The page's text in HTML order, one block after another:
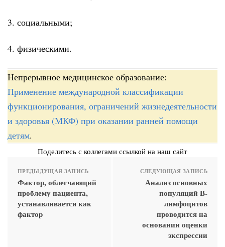
3. социальными;
4. физическими.
Непрерывное медицинское образование:
Применение международной классификации
функционирования, ограничений жизнедеятельности
и здоровья (МКФ) при оказании ранней помощи
детям.
Поделитесь с коллегами ссылкой на наш сайт
ПРЕДЫДУЩАЯ ЗАПИСЬ
Фактор, облегчающий
проблему пациента,
устанавливается как
фактор
СЛЕДУЮЩАЯ ЗАПИСЬ
Анализ основных
популяций В-
лимфоцитов
проводится на
основании оценки
экспрессии